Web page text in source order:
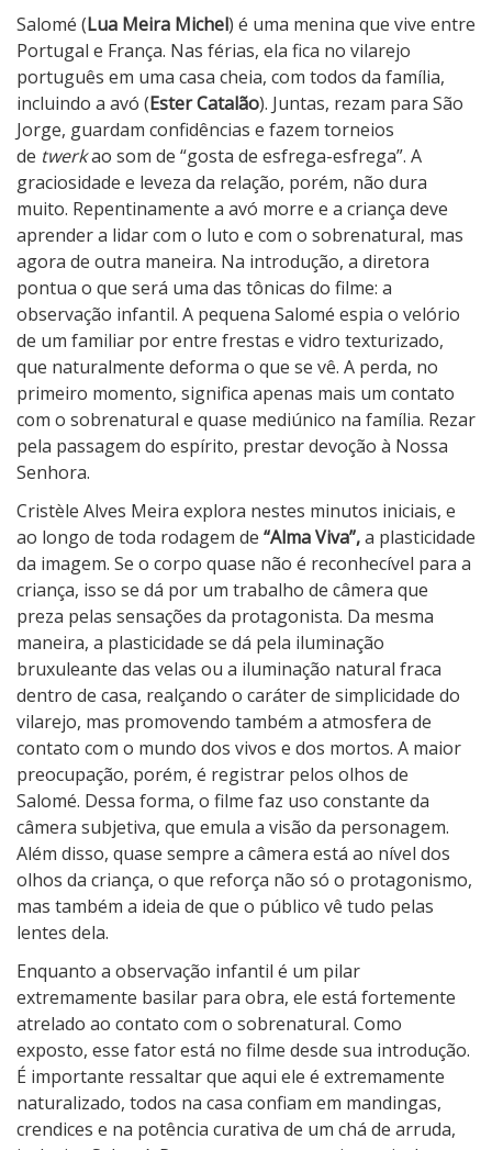
Salomé (Lua Meira Michel) é uma menina que vive entre
Portugal e França. Nas férias, ela fica no vilarejo
português em uma casa cheia, com todos da família,
incluindo a avó (Ester Catalão). Juntas, rezam para São
Jorge, guardam confidências e fazem torneios
de twerkao som de “gosta de esfrega-esfrega”. A
graciosidade e leveza da relação, porém, não dura
muito. Repentinamente a avó morre e a criança deve
aprender a lidar com o luto e com o sobrenatural, mas
agora de outra maneira. Na introdução, a diretora
pontua o que será uma das tônicas do filme: a
observação infantil. A pequena Salomé espia o velório
de um familiar por entre frestas e vidro texturizado,
que naturalmente deforma o que se vê. A perda, no
primeiro momento, significa apenas mais um contato
com o sobrenatural e quase mediúnico na família. Rezar
pela passagem do espírito, prestar devoção à Nossa
Senhora.
Cristèle Alves Meira explora nestes minutos iniciais, e
ao longo de toda rodagem de “Alma Viva”,a plasticidade
da imagem. Se o corpo quase não é reconhecível para a
criança, isso se dá por um trabalho de câmera que
preza pelas sensações da protagonista. Da mesma
maneira, a plasticidade se dá pela iluminação
bruxuleante das velas ou a iluminação natural fraca
dentro de casa, realçando o caráter de simplicidade do
vilarejo, mas promovendo também a atmosfera de
contato com o mundo dos vivos e dos mortos. A maior
preocupação, porém, é registrar pelos olhos de
Salomé. Dessa forma, o filme faz uso constante da
câmera subjetiva, que emula a visão da personagem.
Além disso, quase sempre a câmera está ao nível dos
olhos da criança, o que reforça não só o protagonismo,
mas também a ideia de que o público vê tudo pelas
lentes dela.
Enquanto a observação infantil é um pilar
extremamente basilar para obra, ele está fortemente
atrelado ao contato com o sobrenatural. Como
exposto, esse fator está no filme desde sua introdução.
É importante ressaltar que aqui ele é extremamente
naturalizado, todos na casa confiam em mandingas,
crendices e na potência curativa de um chá de arruda,